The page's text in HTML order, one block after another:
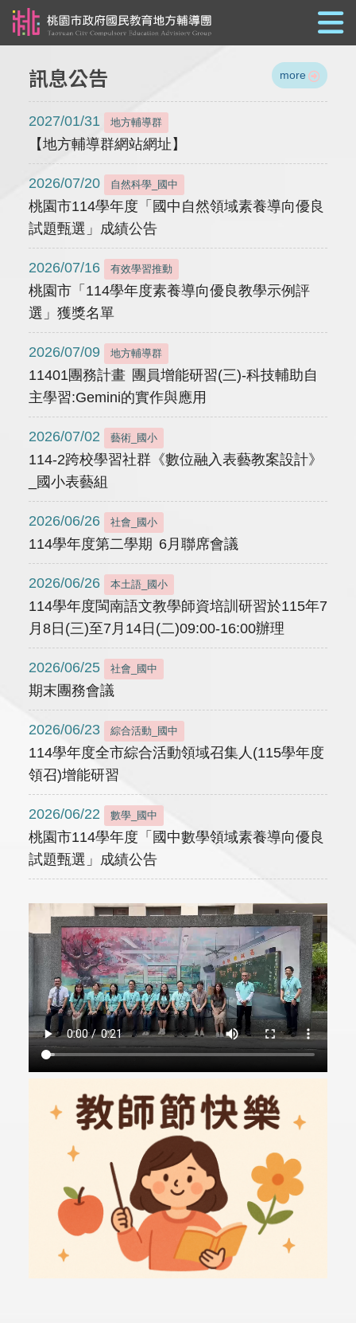
訊息公告 more
2027/01/31 地方輔導群
【地方輔導群網站網址】
2026/07/20 自然科學_國中
桃園市114學年度「國中自然領域素養導向優良
試題甄選」成績公告
2026/07/16 有效學習推動
桃園市「114學年度素養導向優良教學示例評
選」獲獎名單
2026/07/09 地方輔導群
11401團務計畫 團員增能研習(三)-科技輔助自
主學習:Gemini的實作與應用
2026/07/02 藝術_國小
114-2跨校學習社群《數位融入表藝教案設計》
_國小表藝組
2026/06/26 社會_國小
114學年度第二學期 6月聯席會議
2026/06/26 本土語_國小
114學年度閩南語文教學師資培訓研習於115年7
月8日(三)至7月14日(二)09:00-16:00辦理
2026/06/25 社會_國中
期末團務會議
2026/06/23 綜合活動_國中
114學年度全市綜合活動領域召集人(115學年度
領召)增能研習
2026/06/22 數學_國中
桃園市114學年度「國中數學領域素養導向優良
試題甄選」成績公告